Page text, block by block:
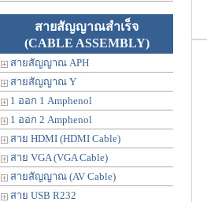
สายสัญญาณสำเร็จ
(CABLE ASSEMBLY)
สายสัญญาณ APH
สายสัญญาณ Y
1 ออก 1 Amphenol
1 ออก 2 Amphenol
สาย HDMI (HDMI Cable)
สาย VGA (VGA Cable)
สายสัญญาณ (AV Cable)
สาย USB R232